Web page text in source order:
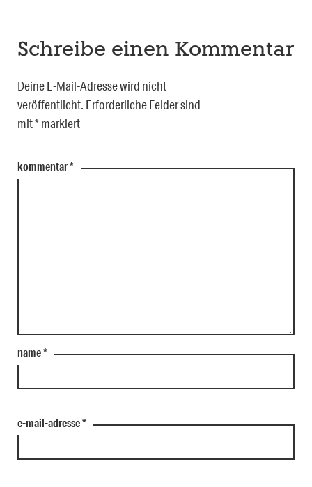
Schreibe einen Kommentar
Deine E-Mail-Adresse wird nicht
veröffentlicht. Erforderliche Felder sind
mit*markiert
kommentar*
name*
e-mail-adresse*